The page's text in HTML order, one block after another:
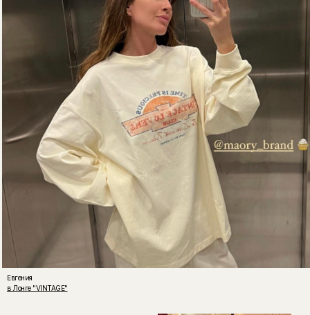
Евгения
в Лонге "VINTAGE"